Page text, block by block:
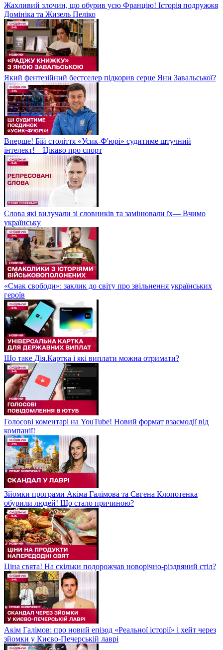
Жахливий злочин, що обурив усю Францію! Історія подружжя
Домініка та Жизель Пеліко
Який фентезійний бестселер підкорив серце Яни Завальської?
Вперше! Бій століття «Усик-Ф'юрі» судитиме штучний
інтелект! – Цікаво про спорт
Слова які вилучали зі словників та замінювали їх— Вчимо
українську
«Смак свободи»: заклик до світу про звільнення українських
героїв
Що таке Дія.Картка і які виплати можна отримати?
Голосові коментарі на YouTube! Новий формат взаємодії від
компанії!
Зйомки програми Акіма Галімова та Євгена Клопотенка
обурили людей! Що стало причиною?
Ціна свята! На скільки подорожчав новорічно-різдвяний стіл?
Акім Галімов: про новий епізод «Реальної історії» і хейт через
зйомки у Києво-Печерській лаврі